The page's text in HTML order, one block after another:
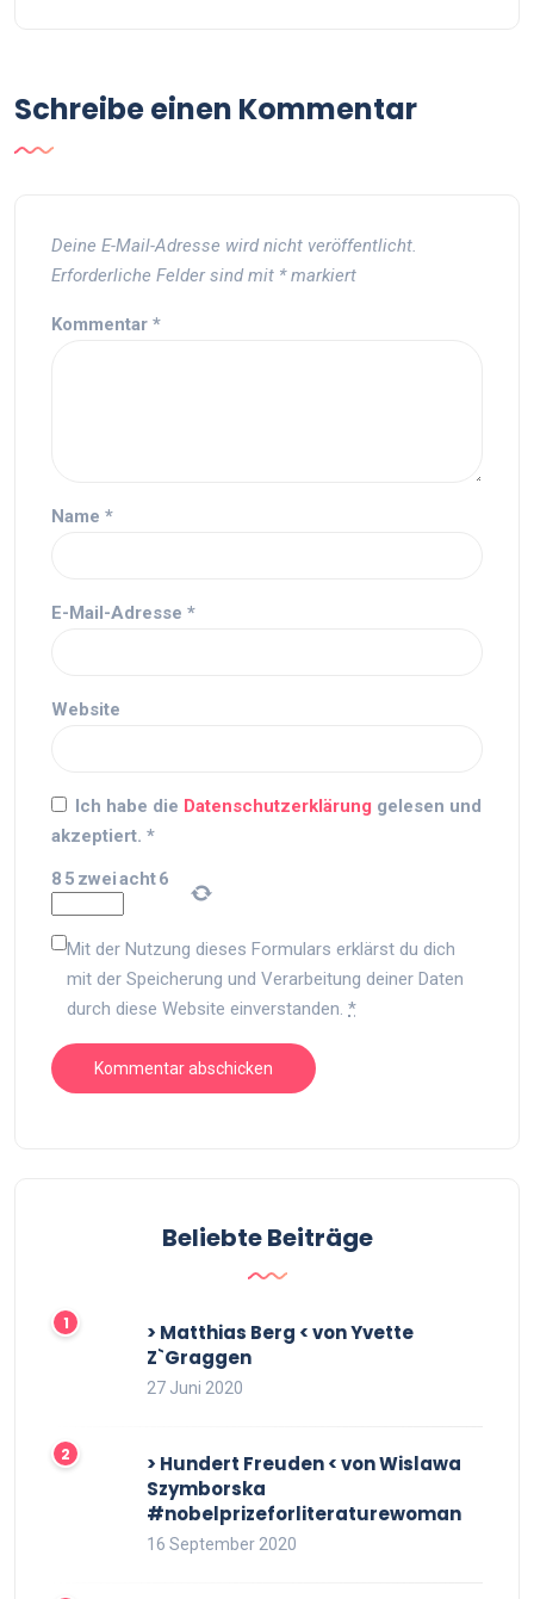
Schreibe einen Kommentar
Deine E-Mail-Adresse wird nicht veröffentlicht.
Erforderliche Felder sind mit *markiert
Kommentar *
Name *
E-Mail-Adresse *
Website
Ich habe die Datenschutzerklärung gelesen und
akzeptiert. *
8 5 zweiacht6
Mit der Nutzung dieses Formulars erklärst du dich
mit der Speicherung und Verarbeitung deiner Daten
durch diese Website einverstanden. *
Beliebte Beiträge
> Matthias Berg < von Yvette
Z`Graggen
27 Juni 2020
> Hundert Freuden < von Wislawa
Szymborska
#nobelprizeforliteraturewoman
16 September 2020